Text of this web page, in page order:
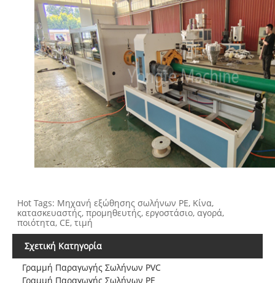
Hot Tags: Μηχανή εξώθησης σωλήνων PE, Κίνα,
κατασκευαστής, προμηθευτής, εργοστάσιο, αγορά,
ποιότητα, CE, τιμή
Σχετική Κατηγορία
Γραμμή Παραγωγής Σωλήνων PVC
Γραμμή Παραγωγής Σωλήνων PE